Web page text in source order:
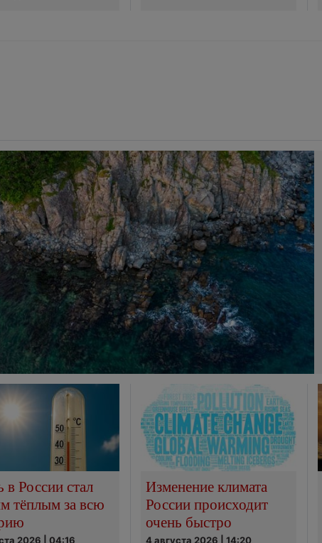
России стал
тёплым за всю
2026 | 04:16
Изменение климата
России происходит
очень быстро
4 августа 2026 | 14:20